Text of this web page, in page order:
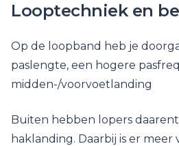
Looptechniek en
Op de loopband heb je
paslengte, een hogere
midden-/voorvoetlanding
Buiten hebben lopers
haklanding. Daarbij is er meer